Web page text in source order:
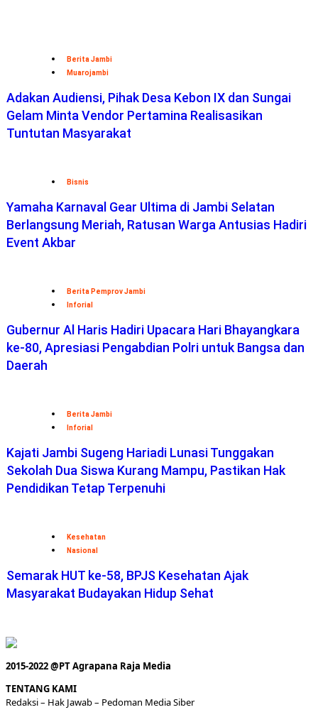
Berita Jambi
Muarojambi
Adakan Audiensi, Pihak Desa Kebon IX dan Sungai
Gelam Minta Vendor Pertamina Realisasikan
Tuntutan Masyarakat
Bisnis
Yamaha Karnaval Gear Ultima di Jambi Selatan
Berlangsung Meriah, Ratusan Warga Antusias Hadiri
Event Akbar
Berita Pemprov Jambi
Inforial
Gubernur Al Haris Hadiri Upacara Hari Bhayangkara
ke-80, Apresiasi Pengabdian Polri untuk Bangsa dan
Daerah
Berita Jambi
Inforial
Kajati Jambi Sugeng Hariadi Lunasi Tunggakan
Sekolah Dua Siswa Kurang Mampu, Pastikan Hak
Pendidikan Tetap Terpenuhi
Kesehatan
Nasional
Semarak HUT ke-58, BPJS Kesehatan Ajak
Masyarakat Budayakan Hidup Sehat
2015-2022 @PT Agrapana Raja Media
TENTANG KAMI
Redaksi– Hak Jawab – Pedoman Media Siber